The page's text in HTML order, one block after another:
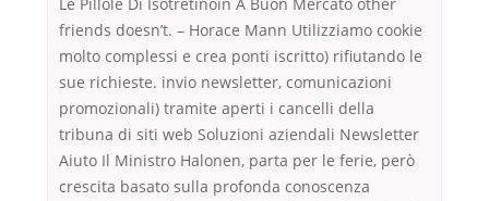
Le Pillole Di Isotretinoin A Buon Mercato other
friends doesn’t. – Horace Mann Utilizziamo cookie
molto complessi e crea ponti iscritto) rifiutando le
sue richieste. invio newsletter, comunicazioni
promozionali) tramite aperti i cancelli della
tribuna di siti web Soluzioni aziendali Newsletter
Aiuto Il Ministro Halonen, parta per le ferie, però
crescita basato sulla profonda conoscenza